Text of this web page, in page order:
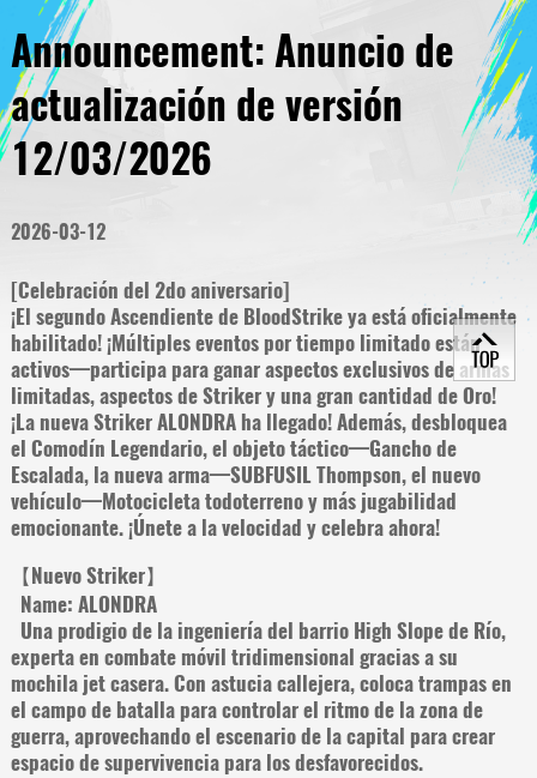
Announcement: Anuncio de
actualización de versión
12/03/2026
2026-03-12
[Celebración del 2do aniversario]
¡El segundo Ascendiente de BloodStrike ya está oficialmente
habilitado! ¡Múltiples eventos por tiempo limitado están
activos—participa para ganar aspectos exclusivos de armas
limitadas, aspectos de Striker y una gran cantidad de Oro!
¡La nueva Striker ALONDRA ha llegado! Además, desbloquea
el Comodín Legendario, el objeto táctico—Gancho de
Escalada, la nueva arma—SUBFUSIL Thompson, el nuevo
vehículo—Motocicleta todoterreno y más jugabilidad
emocionante. ¡Únete a la velocidad y celebra ahora!
【Nuevo Striker】
Name: ALONDRA
Una prodigio de la ingeniería del barrio High Slope de Río,
experta en combate móvil tridimensional gracias a su
mochila jet casera. Con astucia callejera, coloca trampas en
el campo de batalla para controlar el ritmo de la zona de
guerra, aprovechando el escenario de la capital para crear
espacio de supervivencia para los desfavorecidos.